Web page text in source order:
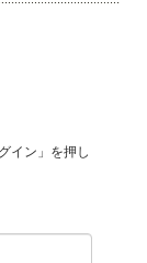
イン」を押し